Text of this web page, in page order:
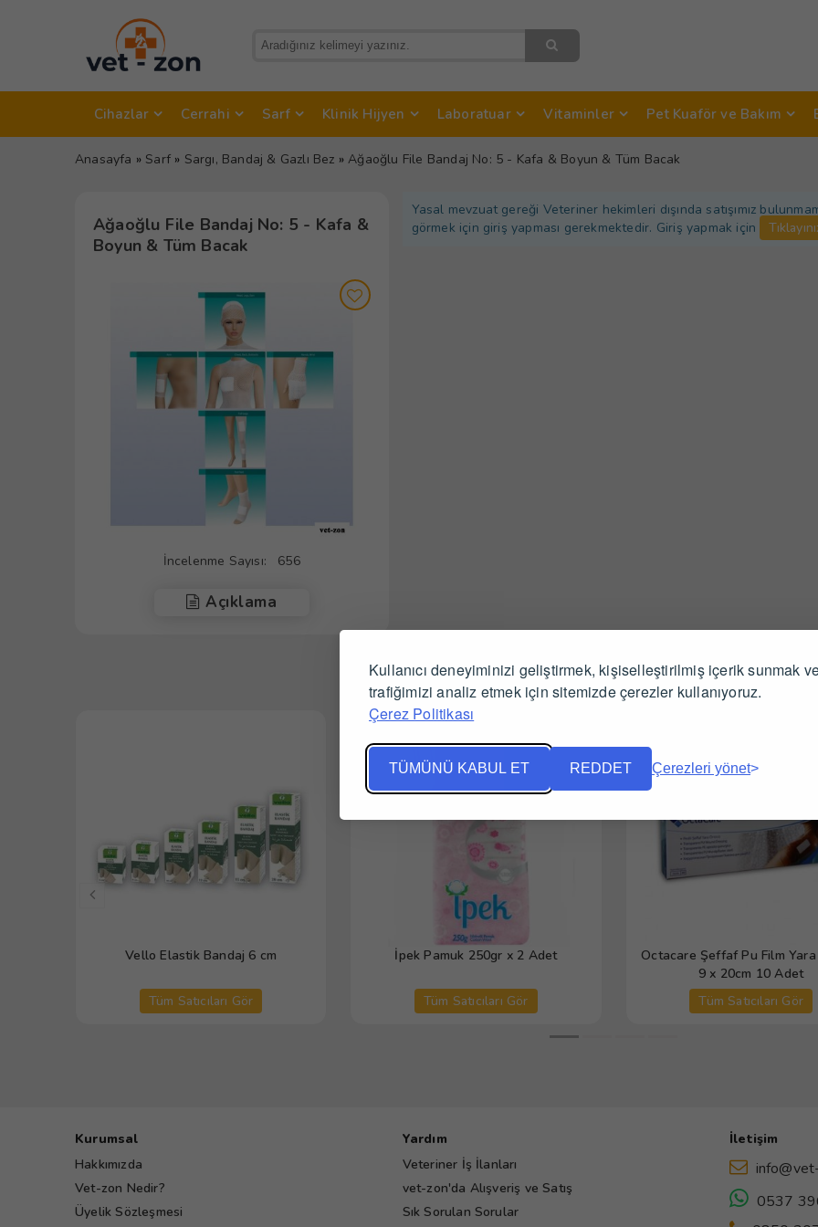
Kullanıcı deneyiminizi geliştirmek, kişiselleştirilmiş içerik sunmak
trafiğimizi analiz etmek için sitemizde çerezler kullanıyoruz.
Çerez Politikası
TÜMÜNÜ KABUL ET REDDET Çerezleri yönet
Cihazlar Cerrahi Sarf Klinik Hijyen Laboratuar Vitaminler Pet Kuaför ve Bakım
Anasayfa » Sarf » Sargı, Bandaj & Gazlı Bez » Ağaoğlu File Bandaj No: 5 - Kafa & Boyun & Tüm Bacak
Ağaoğlu File Bandaj No: 5 - Kafa &
Boyun & Tüm Bacak
İncelenme Sayısı: 656
Açıklama
Yasal mevzuat gereği Veteriner hekimleri dışında satışımız
görmek için giriş yapması gerekmektedir. Giriş yapmak için
İlgili Ürünler
Vello Elastik Bandaj 6 cm
Tüm Satıcıları Gör
İpek Pamuk 250gr x 2 Adet
Tüm Satıcıları Gör
Octacare Şeffaf Pu Film
9 x 20cm 10 Adet
Tüm Satıcıları Gör
Kurumsal
Hakkımızda
Vet-zon Nedir?
Üyelik Sözleşmesi
Yardım
Veteriner İş İlanları
vet-zon'da Alışveriş ve Satış
Sık Sorulan Sorular
İletişim
0537